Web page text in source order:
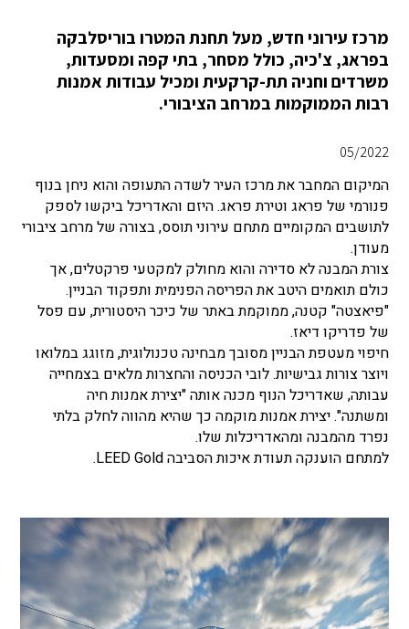
מרכז עירוני חדש, מעל תחנת המטרו בוריסלבקה
בפראג, צ'כיה, כולל מסחר, בתי קפה ומסעדות,
משרדים וחניה תת-קרקעית ומכיל עבודות אמנות
רבות הממוקמות במרחב הציבורי.
05/2022
המיקום המחבר את מרכז העיר לשדה התעופה והוא ניחן בנוף
פנורמי של פראג וטירת פראג. היזם והאדריכל ביקשו לספק
לתושבים המקומיים מתחם עירוני תוסס, בצורה של מרחב ציבורי
מעודן.
צורת המבנה לא סדירה והוא מחולק למקטעי פרקטלים, אך
כולם תואמים היטב את הפריסה הפנימית ותפקוד הבניין.
"פיאצטה" קטנה, ממוקמת באתר של כיכר היסטורית, עם פסל
של פדריקו דיאז.
חיפוי מעטפת הבניין מסובך מבחינה טכנולוגית, מזוגג במלואו
ויוצר צורות גבישיות. לובי הכניסה והחצרות מלאים בצמחייה
עבותה, שאדריכל הנוף מכנה אותה "יצירת אמנות חיה
ומשתנה". יצירת אמנות מוקמה כך שהיא מהווה לחלק בלתי
נפרד מהמבנה ומהאדריכלות שלו.
למתחם הוענקה תעודת איכות הסביבה LEED Gold.